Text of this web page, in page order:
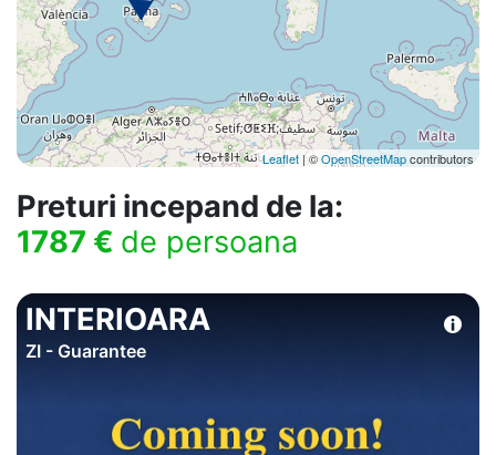
Leaflet | ©OpenStreetMapcontributors
Preturi incepand de la:
1787 € de persoana
INTERIOARA
ZI - Guarantee